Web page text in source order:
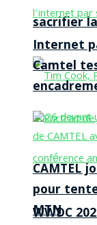
sacrifier
WWDC
Internet
Camtel
CAMTEL
pour
MTN